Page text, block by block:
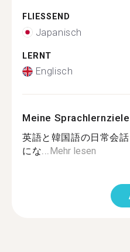
FLIESSEND
Japanisch
LERNT
Englisch
Meine Sprachlernziele
英語と韓国語の日常会
にな...Mehr lesen